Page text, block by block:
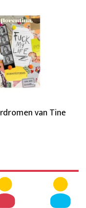
van Tine